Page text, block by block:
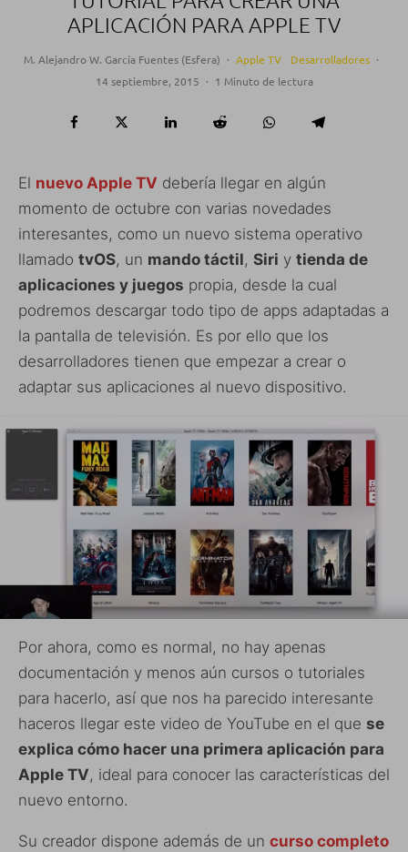
APLICACIÓN PARA APPLE TV
M. Alejandro W. García Fuentes (Esfera) · Apple TV Desarrolladores ·
14 septiembre, 2015 · 1 Minuto de lectura
El nuevo Apple TV debería llegar en algún
momento de octubre con varias novedades
interesantes, como un nuevo sistema operativo
llamado tvOS, un mando táctil, Siri y tienda de
aplicaciones y juegos propia, desde la cual
podremos descargar todo tipo de apps adaptadas a
la pantalla de televisión. Es por ello que los
desarrolladores tienen que empezar a crear o
adaptar sus aplicaciones al nuevo dispositivo.
Por ahora, como es normal, no hay apenas
documentación y menos aún cursos o tutoriales
para hacerlo, así que nos ha parecido interesante
haceros llegar este video de YouTube en el que se
explica cómo hacer una primera aplicación para
Apple TV, ideal para conocer las características del
nuevo entorno.
Su creador dispone además de un curso completo